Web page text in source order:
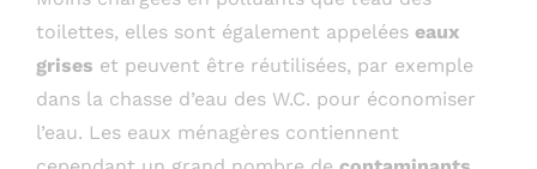
toilettes, elles sont également appelées eaux
grises et peuvent être réutilisées, par exemple
dans la chasse d’eau des W.C. pour économiser
l’eau. Les eaux ménagères contiennent